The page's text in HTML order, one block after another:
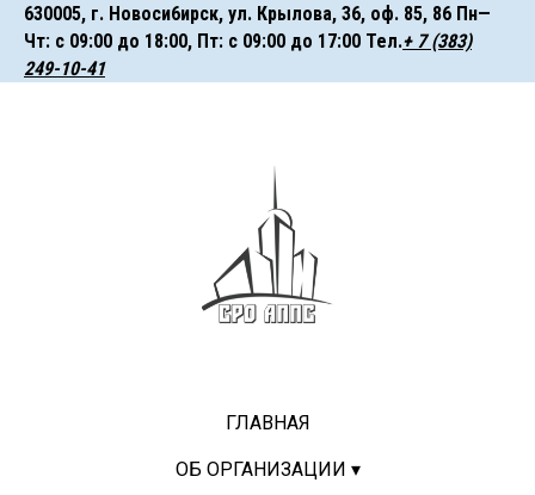
630005, г. Hoвocи6иpcк, ул. Крылова, 36, оф. 85, 86 Пн—
Чт: с 09:00 до 18:00, Пт: с 09:00 до 17:00 ㅤㅤㅤТел.+ 7 (383)
249-10-41
ГЛАВНАЯ
ОБ ОРГАНИЗАЦИИ ▾